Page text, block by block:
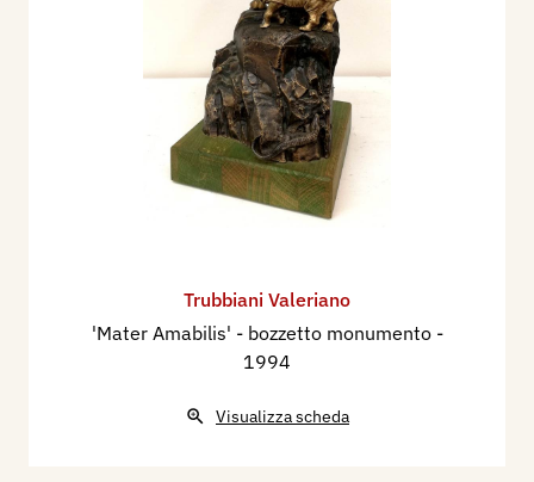
Trubbiani Valeriano
'Mater Amabilis' - bozzetto monumento -
1994
Visualizza scheda